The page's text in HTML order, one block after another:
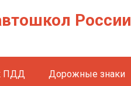
России
ПДД Дорожные знаки